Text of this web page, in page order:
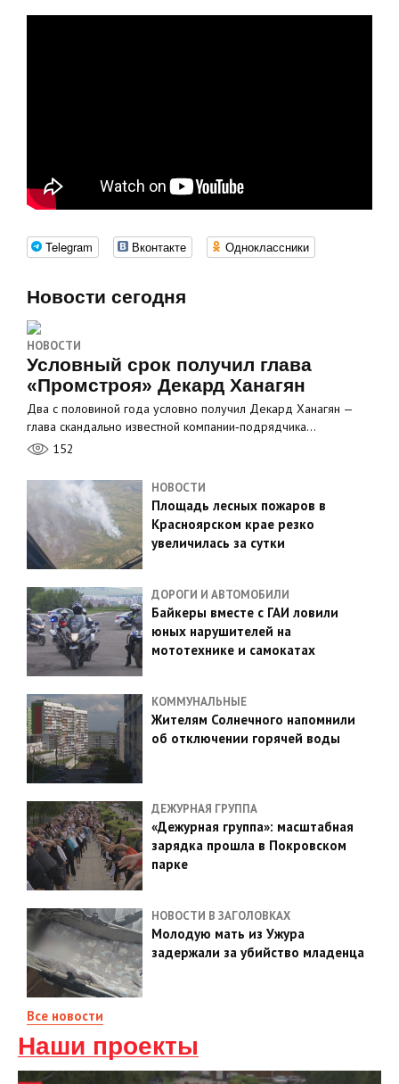
Telegram Вконтакте Одноклассники
Новости сегодня
НОВОСТИ
Условный срок получил глава
«Промстроя» Декард Ханагян
Два с половиной года условно получил Декард Ханагян —
глава скандально известной компании‑подрядчика…
152
НОВОСТИ
Площадь лесных пожаров в
Красноярском крае резко
увеличилась за сутки
ДОРОГИ И АВТОМОБИЛИ
Байкеры вместе с ГАИ ловили
юных нарушителей на
мототехнике и самокатах
КОММУНАЛЬНЫЕ
Жителям Солнечного напомнили
об отключении горячей воды
ДЕЖУРНАЯ ГРУППА
«Дежурная группа»: масштабная
зарядка прошла в Покровском
парке
НОВОСТИ В ЗАГОЛОВКАХ
Молодую мать из Ужура
задержали за убийство младенца
Все новости
Наши проекты